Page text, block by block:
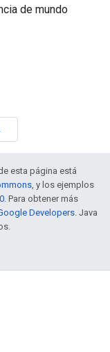
de mundo
esta página está
, y los ejemplos
. Para obtener más
Developers. Java